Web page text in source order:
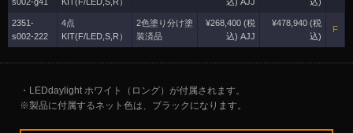
2351-
s002-222
4点
KIT(F/LED,S,R）
2色塗り分け塗
装済品
¥268,400 (税
込) AJJ
¥478,940 (税
込)
F
・LEDdaylight ホワイト（ロング）が付属されます。
※製品に付属するネット色は、ブラックになります。